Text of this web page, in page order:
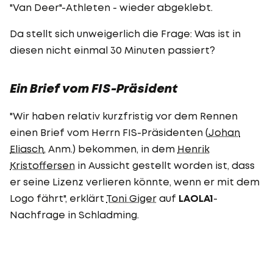
"Van Deer"-Athleten - wieder abgeklebt.
Da stellt sich unweigerlich die Frage: Was ist in
diesen nicht einmal 30 Minuten passiert?
Ein Brief vom FIS-Präsident
"Wir haben relativ kurzfristig vor dem Rennen
einen Brief vom Herrn FIS-Präsidenten (Johan
Eliasch, Anm.) bekommen, in dem Henrik
Kristoffersen in Aussicht gestellt worden ist, dass
er seine Lizenz verlieren könnte, wenn er mit dem
Logo fährt", erklärt Toni Giger auf LAOLA1-
Nachfrage in Schladming.